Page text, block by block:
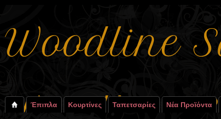
Έπιπλα Κουρτίνες Ταπετσαρίες Νέα Προϊόντα